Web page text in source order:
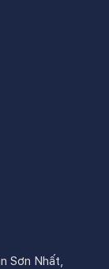
Sơn Nhất,